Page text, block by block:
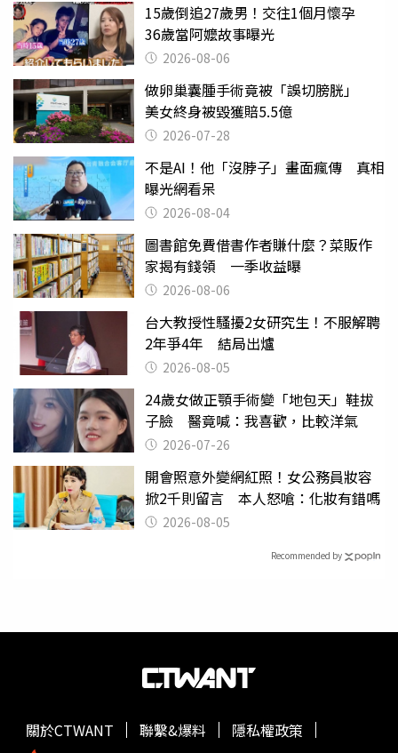
15歲倒追27歲男！交往1個月懷孕
36歲當阿嬤故事曝光
2026-08-06
做卵巢囊腫手術竟被「誤切膀胱」
美女終身被毀獲賠5.5億
2026-07-28
不是AI！他「沒脖子」畫面瘋傳 真相
曝光網看呆
2026-08-04
圖書館免費借書作者賺什麼？菜販作
家揭有錢領 一季收益曝
2026-08-06
台大教授性騷擾2女研究生！不服解聘
2年爭4年 結局出爐
2026-08-05
24歲女做正顎手術變「地包天」鞋拔
子臉 醫竟喊：我喜歡，比較洋氣
2026-07-26
開會照意外變網紅照！女公務員妝容
掀2千則留言 本人怒嗆：化妝有錯嗎
2026-08-05
Recommended by
關於CTWANT 聯繫&爆料
隱私權政策